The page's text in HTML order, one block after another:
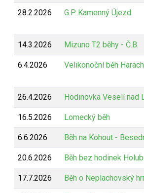
28.2.2026 G.P. Kamenný Újezd
14.3.2026 Mizuno T2 běhy - Č.B.
6.4.2026 Velikonoční běh
26.4.2026 Hodinovka Veselí nad
16.5.2026 Lomecký běh
6.6.2026 Běh na Kohout -
20.6.2026 Běh bez hodinek
17.7.2026 Běh o Neplachovský